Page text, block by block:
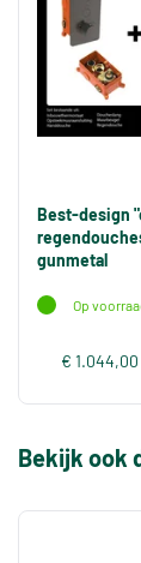
Best-design
gunmetal
Op
€ 1.044,00
Bekijk ook